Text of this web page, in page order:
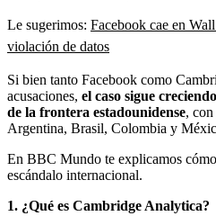
Le sugerimos: Facebook cae en
violación de datos
Si bien tanto Facebook como
acusaciones, el caso sigue
de la frontera estadounidense,
Argentina, Brasil, Colombia y
En BBC Mundo te explicamos
escándalo internacional.
1. ¿Qué es Cambridge Analytica?